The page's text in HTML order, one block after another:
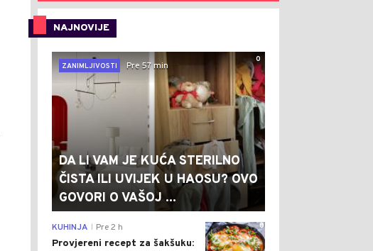
NAJNOVIJE
0
ZANIMLJIVOSTI
Pre 57 min
DA LI VAM JE KUĆA STERILNO
ČISTA ILI UVIJEK U HAOSU? OVO
GOVORI O VAŠOJ ...
0
KUHINJA Pre 2 h
Provjereni recept za šakšuku: